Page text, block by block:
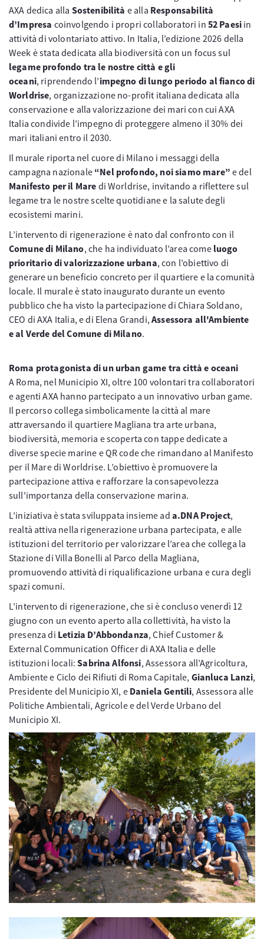
AXA dedica alla Sostenibilità e alla Responsabilità
d’Impresa coinvolgendo i propri collaboratori in 52 Paesi in
attività di volontariato attivo. In Italia, l’edizione 2026 della
Week è stata dedicata alla biodiversità con un focus sul
legame profondo tra le nostre città e gli
oceani, riprendendo l’impegno di lungo periodo al fianco di
Worldrise, organizzazione no-profit italiana dedicata alla
conservazione e alla valorizzazione dei mari con cui AXA
Italia condivide l’impegno di proteggere almeno il 30% dei
mari italiani entro il 2030.
Il murale riporta nel cuore di Milano i messaggi della
campagna nazionale “Nel profondo, noi siamo mare” e del
Manifesto per il Mare di Worldrise, invitando a riflettere sul
legame tra le nostre scelte quotidiane e la salute degli
ecosistemi marini.
L’intervento di rigenerazione è nato dal confronto con il
Comune di Milano, che ha individuato l’area come luogo
prioritario di valorizzazione urbana, con l’obiettivo di
generare un beneficio concreto per il quartiere e la comunità
locale. Il murale è stato inaugurato durante un evento
pubblico che ha visto la partecipazione di Chiara Soldano,
CEO di AXA Italia, e di Elena Grandi,Assessora all'Ambiente
e al Verde del Comune di Milano.
Roma protagonista di un urban game tra città e oceani
A Roma, nel Municipio XI, oltre 100 volontari tra collaboratori
e agenti AXA hanno partecipato a un innovativo urban game.
Il percorso collega simbolicamente la città al mare
attraversando il quartiere Magliana tra arte urbana,
biodiversità, memoria e scoperta con tappe dedicate a
diverse specie marine e QR code che rimandano al Manifesto
per il Mare di Worldrise. L’obiettivo è promuovere la
partecipazione attiva e rafforzare la consapevolezza
sull'importanza della conservazione marina.
L’iniziativa è stata sviluppata insieme ad a.DNA Project,
realtà attiva nella rigenerazione urbana partecipata, e alle
istituzioni del territorio per valorizzare l’area che collega la
Stazione di Villa Bonelli al Parco della Magliana,
promuovendo attività di riqualificazione urbana e cura degli
spazi comuni.
L’intervento di rigenerazione, che si è concluso venerdì 12
giugno con un evento aperto alla collettività, ha visto la
presenza di Letizia D’Abbondanza, Chief Customer &
External Communication Officer di AXA Italia e delle
istituzioni locali:Sabrina Alfonsi, Assessora all’Agricoltura,
Ambiente e Ciclo dei Rifiuti di Roma Capitale, Gianluca Lanzi,
Presidente del Municipio XI, eDaniela Gentili, Assessora alle
Politiche Ambientali, Agricole e del Verde Urbano del
Municipio XI.